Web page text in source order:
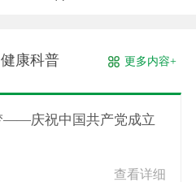
健康科普 更多内容+
查看详细